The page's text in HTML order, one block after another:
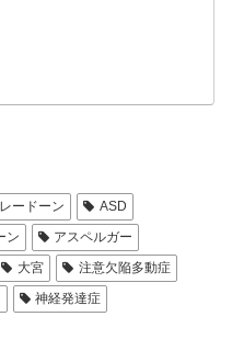
ードーン
ASD
ン
アスペルガー
大宮
注意欠陥多動症
神経発達症